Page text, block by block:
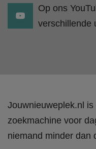
Op ons
verschillende
Jouwnieuweplek.nl
zoekmachine voor
niemand minder dan